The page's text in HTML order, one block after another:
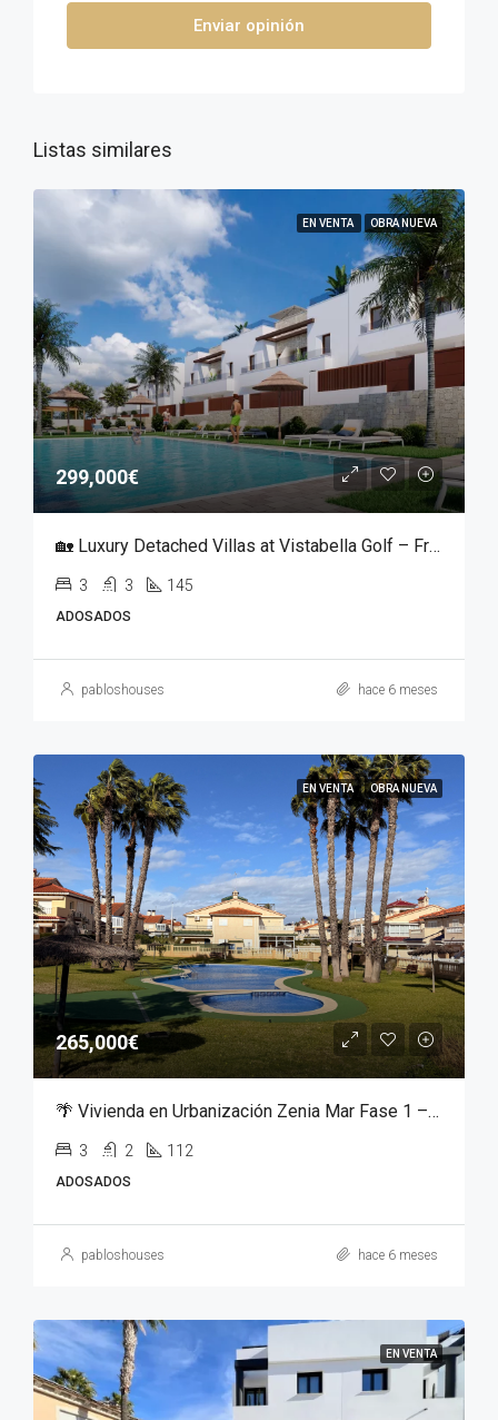
Enviar opinión
Listas similares
EN VENTA OBRA NUEVA
299,000€
🏡 Luxury Detached Villas at Vistabella Golf – From €299,000
3 3 145
ADOSADOS
pabloshouses hace 6 meses
EN VENTA OBRA NUEVA
265,000€
🌴 Vivienda en Urbanización Zenia Mar Fase 1 – Orihuela Costa | 240.000 €
3 2 112
ADOSADOS
pabloshouses hace 6 meses
EN VENTA